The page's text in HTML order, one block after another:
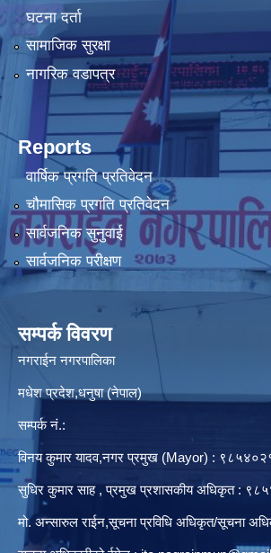
घटना दर्ता
सामाजिक सुरक्षा
नागरिक वडापत्र
Reports
वार्षिक प्रगति प्रतिवेदन
चौमासिक प्रगति प्रतिवेदन
सार्वजनिक सुनुवाई
सार्वजनिक परीक्षण
सम्पर्क विवरण
नगराईन नगरपालिका
मधेश प्रदेश,धनुषा (नेपाल)
सम्पर्क नं.:
विनय कुमार यादव,नगर प्रमुख (Mayor) :
सुधिर कुमार साह , प्रमुख प्रशासकीय अधिकृत :
मो. अन्सारुल राईन,सूचना प्रविधि अधिकृत/सूचना